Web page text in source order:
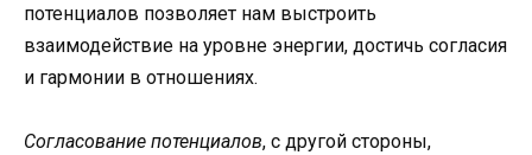
потенциалов позволяет нам выстроить
взаимодействие на уровне энергии, достичь согласия
и гармонии в отношениях.
Согласование потенциалов, с другой стороны,